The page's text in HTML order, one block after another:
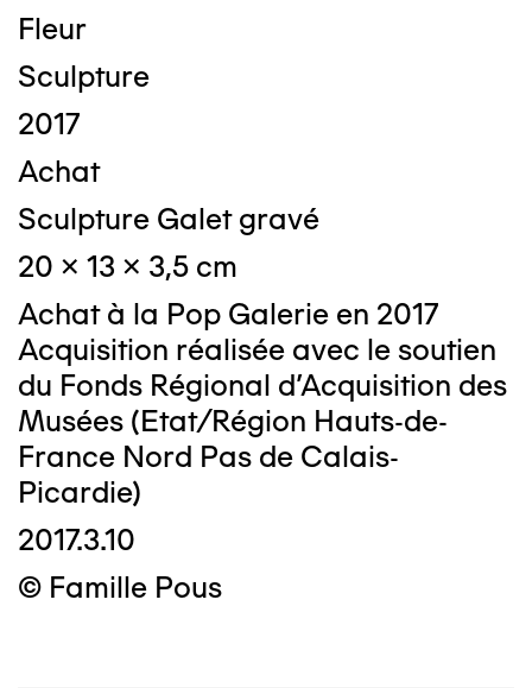
Fleur
Sculpture
2017
Achat
Sculpture Galet gravé
20 x 13 x 3,5 cm
Achat à la Pop Galerie en 2017
Acquisition réalisée avec le soutien
du Fonds Régional d’Acquisition des
Musées (Etat/Région Hauts-de-
France Nord Pas de Calais-
Picardie)
2017.3.10
© Famille Pous